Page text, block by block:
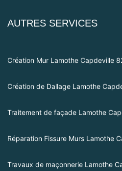
AUTRES SERVICES
Création Mur Lamothe Capdeville
Création de Dallage Lamothe
Traitement de façade Lamothe
Réparation Fissure Murs Lamothe
Travaux de maçonnerie Lamothe